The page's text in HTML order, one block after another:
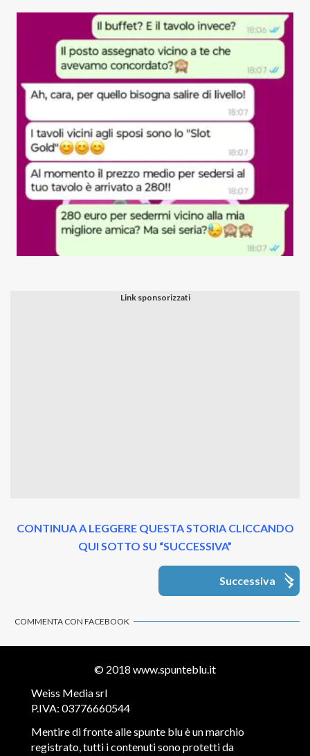
CONTINUA A LEGGERE QUESTA STORIA CLICCANDO
QUI SOTTO SU “SUCCESSIVA”
Successiva
COMMENTA CON FACEBOOK
© 2018 www.spunteblu.it
Weiss Media srl
P.IVA: 03776660544
Mentire di fronte alle spunte blu è un marchio
registrato, tutti i contenuti sono protetti da